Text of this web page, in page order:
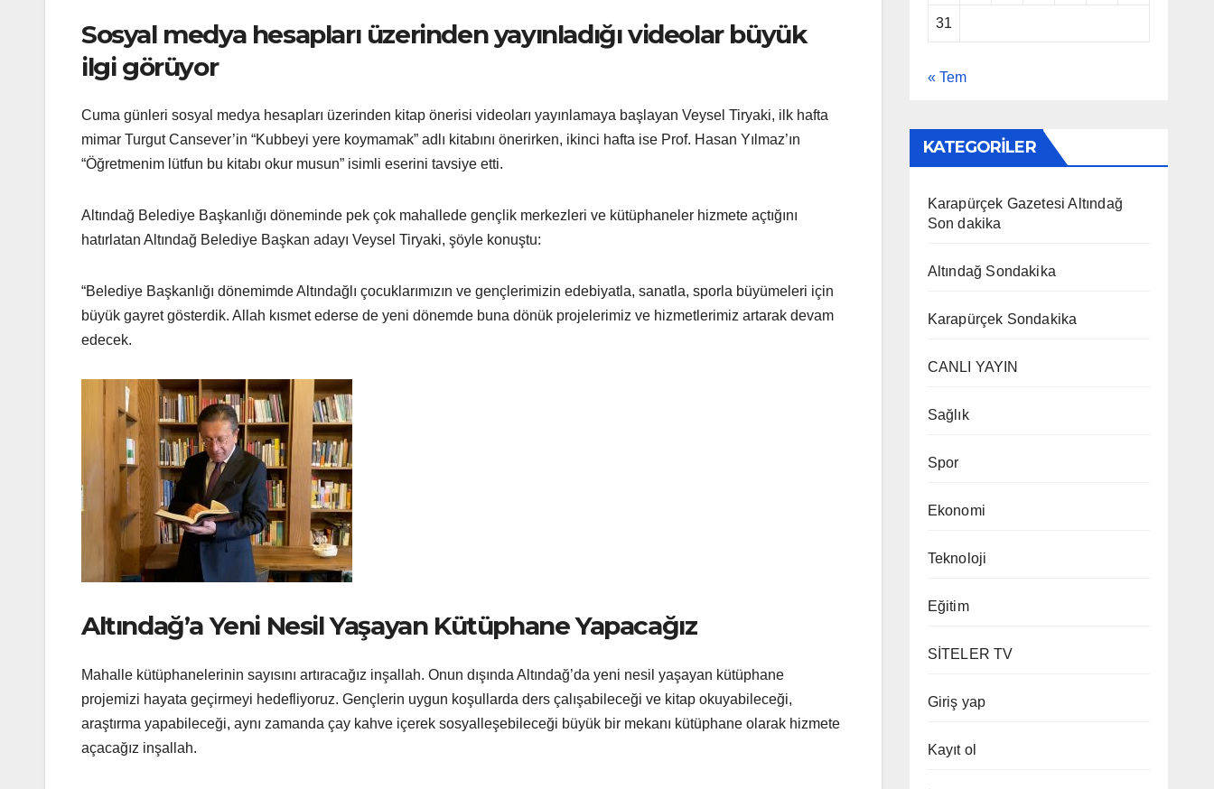
Sosyal medya hesapları üzerinden yayınladığı videolar büyük
ilgi görüyor
Cuma günleri sosyal medya hesapları üzerinden kitap önerisi videoları yayınlamaya başlayan Veysel Tiryaki, ilk hafta
mimar Turgut Cansever’in “Kubbeyi yere koymamak” adlı kitabını önerirken, ikinci hafta ise Prof. Hasan Yılmaz’ın
“Öğretmenim lütfun bu kitabı okur musun” isimli eserini tavsiye etti.
Altındağ Belediye Başkanlığı döneminde pek çok mahallede gençlik merkezleri ve kütüphaneler hizmete açtığını
hatırlatan Altındağ Belediye Başkan adayı Veysel Tiryaki, şöyle konuştu:
“Belediye Başkanlığı dönemimde Altındağlı çocuklarımızın ve gençlerimizin edebiyatla, sanatla, sporla büyümeleri için
büyük gayret gösterdik. Allah kısmet ederse de yeni dönemde buna dönük projelerimiz ve hizmetlerimiz artarak devam
edecek.
Altındağ’a Yeni Nesil Yaşayan Kütüphane Yapacağız
Mahalle kütüphanelerinin sayısını artıracağız inşallah. Onun dışında Altındağ’da yeni nesil yaşayan kütüphane
projemizi hayata geçirmeyi hedefliyoruz. Gençlerin uygun koşullarda ders çalışabileceği ve kitap okuyabileceği,
araştırma yapabileceği, aynı zamanda çay kahve içerek sosyalleşebileceği büyük bir mekanı kütüphane olarak hizmete
açacağız inşallah.
31
« Tem
KATEGORİLER
Karapürçek Gazetesi Altındağ
Son dakika
Altındağ Sondakika
Karapürçek Sondakika
CANLI YAYIN
Sağlık
Spor
Ekonomi
Teknoloji
Eğitim
SİTELER TV
Giriş yap
Kayıt ol